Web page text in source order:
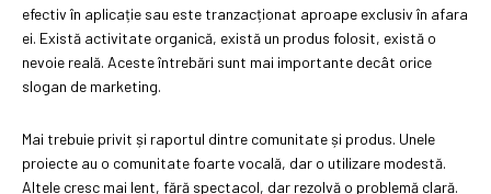
efectiv în aplicație sau este tranzacționat aproape exclusiv în afara
ei. Există activitate organică, există un produs folosit, există o
nevoie reală. Aceste întrebări sunt mai importante decât orice
slogan de marketing.
Mai trebuie privit și raportul dintre comunitate și produs. Unele
proiecte au o comunitate foarte vocală, dar o utilizare modestă.
Altele cresc mai lent, fără spectacol, dar rezolvă o problemă clară.